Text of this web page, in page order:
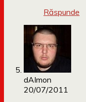
Răspunde
dAImon
20/07/2011